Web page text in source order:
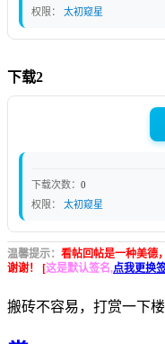
权限：
太初窥星
下载2
下载次数： 0
权限：
太初窥星
温馨提示： 看帖回帖是一种美德
谢谢！ [这是默认签名,点我更换
搬砖不容易，打赏一下